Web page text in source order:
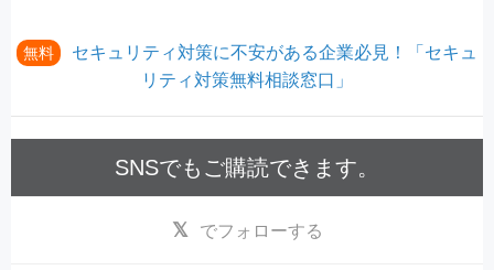
無料
セキュリティ対策に不安がある企業必見！「セキュ
リティ対策無料相談窓口」
SNSでもご購読できます。
でフォローする